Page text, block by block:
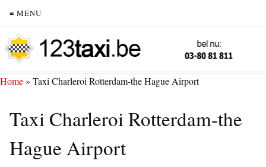
≡ MENU
Home» Taxi Charleroi Rotterdam-the Hague Airport
Taxi Charleroi Rotterdam-the
Hague Airport